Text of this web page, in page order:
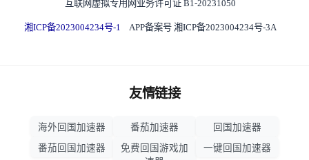
互联网虚拟专用网业务许可证 B1-20231050
湘ICP备2023004234号-1 APP备案号 湘ICP备2023004234号-3A
友情链接
海外回国加速器 番茄加速器
回国加速器
番茄回国加速器
免费回国游戏加
一键回国加速器